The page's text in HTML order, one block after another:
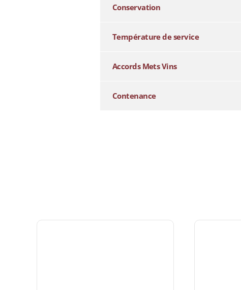
Conservation
Température de service
Accords Mets Vins
Contenance